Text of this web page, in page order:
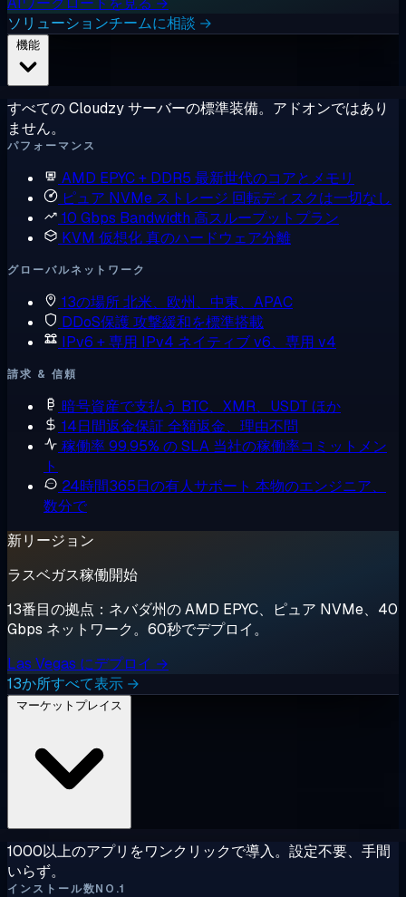
ソリューションチームに相談 →
すべての Cloudzy サーバーの標準装備。アドオンではあり
ません。
パフォーマンス
AMD EPYC + DDR5 最新世代のコアとメモリ
ピュア NVMe ストレージ 回転ディスクは一切なし
10 Gbps Bandwidth 高スループットプラン
KVM 仮想化真のハードウェア分離
グローバルネットワーク
13の場所北米、欧州、中東、APAC
DDoS保護攻撃緩和を標準搭載
IPv6 + 専用 IPv4 ネイティブ v6、専用 v4
請求 & 信頼
暗号資産で支払う BTC、XMR、USDT ほか
14日間返金保証 全額返金、理由不問
稼働率 99.95% の SLA 当社の稼働率コミットメン
ト
24時間365日の有人サポート 本物のエンジニア、
数分で
新リージョン
ラスベガス稼働開始
13番目の拠点：ネバダ州の AMD EPYC、ピュア NVMe、40
Gbps ネットワーク。60秒でデプロイ。
Las Vegas にデプロイ →
13か所すべて表示 →
1000以上のアプリをワンクリックで導入。設定不要、手間
いらず。
インストール数NO.1